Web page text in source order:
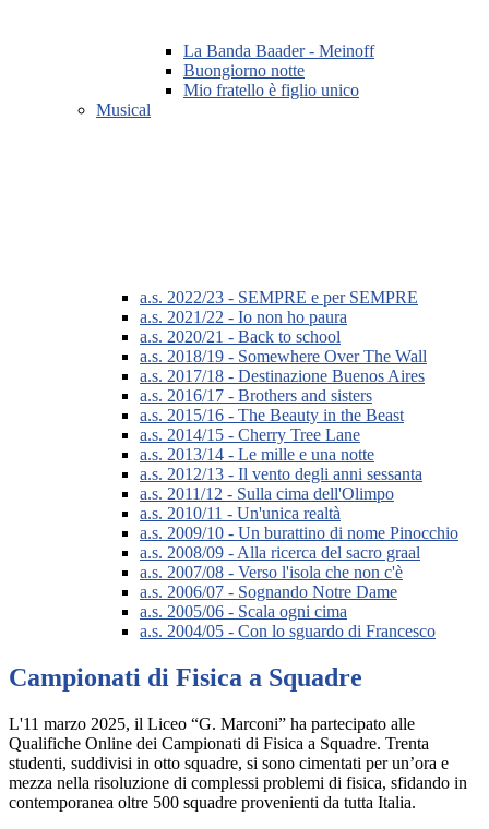
La Banda Baader - Meinoff
Buongiorno notte
Mio fratello è figlio unico
Musical
a.s. 2022/23 - SEMPRE e per SEMPRE
a.s. 2021/22 - Io non ho paura
a.s. 2020/21 - Back to school
a.s. 2018/19 - Somewhere Over The Wall
a.s. 2017/18 - Destinazione Buenos Aires
a.s. 2016/17 - Brothers and sisters
a.s. 2015/16 - The Beauty in the Beast
a.s. 2014/15 - Cherry Tree Lane
a.s. 2013/14 - Le mille e una notte
a.s. 2012/13 - Il vento degli anni sessanta
a.s. 2011/12 - Sulla cima dell'Olimpo
a.s. 2010/11 - Un'unica realtà
a.s. 2009/10 - Un burattino di nome Pinocchio
a.s. 2008/09 - Alla ricerca del sacro graal
a.s. 2007/08 - Verso l'isola che non c'è
a.s. 2006/07 - Sognando Notre Dame
a.s. 2005/06 - Scala ogni cima
a.s. 2004/05 - Con lo sguardo di Francesco
Campionati di Fisica a Squadre
L'11 marzo 2025, il Liceo “G. Marconi” ha partecipato alle
Qualifiche Online dei Campionati di Fisica a Squadre. Trenta
studenti, suddivisi in otto squadre, si sono cimentati per un’ora e
mezza nella risoluzione di complessi problemi di fisica, sfidando in
contemporanea oltre 500 squadre provenienti da tutta Italia.